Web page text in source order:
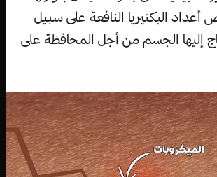
أعداد البكتيريا النافعة على سبيل
إليها الجسم من أجل المحافظة على